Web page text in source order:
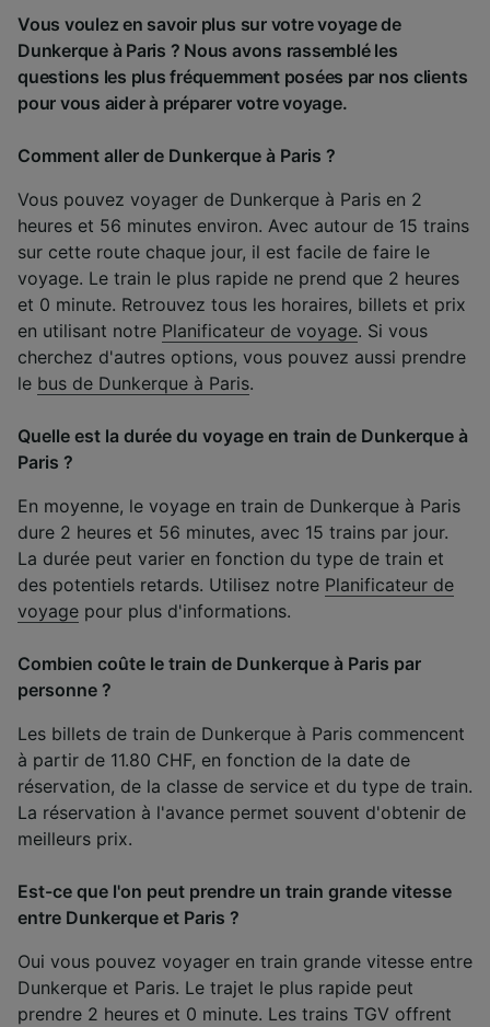
Vous voulez en savoir plus sur votre voyage de
Dunkerque à Paris ? Nous avons rassemblé les
questions les plus fréquemment posées par nos clients
pour vous aider à préparer votre voyage.
Comment aller de Dunkerque à Paris ?
Vous pouvez voyager de Dunkerque à Paris en 2
heures et 56 minutes environ. Avec autour de 15 trains
sur cette route chaque jour, il est facile de faire le
voyage. Le train le plus rapide ne prend que 2 heures
et 0 minute. Retrouvez tous les horaires, billets et prix
en utilisant notre Planificateur de voyage. Si vous
cherchez d'autres options, vous pouvez aussi prendre
le bus de Dunkerque à Paris.
Quelle est la durée du voyage en train de Dunkerque à
Paris ?
En moyenne, le voyage en train de Dunkerque à Paris
dure 2 heures et 56 minutes, avec 15 trains par jour.
La durée peut varier en fonction du type de train et
des potentiels retards. Utilisez notre Planificateur de
voyage pour plus d'informations.
Combien coûte le train de Dunkerque à Paris par
personne ?
Les billets de train de Dunkerque à Paris commencent
à partir de 11.80 CHF, en fonction de la date de
réservation, de la classe de service et du type de train.
La réservation à l'avance permet souvent d'obtenir de
meilleurs prix.
Est-ce que l'on peut prendre un train grande vitesse
entre Dunkerque et Paris ?
Oui vous pouvez voyager en train grande vitesse entre
Dunkerque et Paris. Le trajet le plus rapide peut
prendre 2 heures et 0 minute. Les trains TGV offrent